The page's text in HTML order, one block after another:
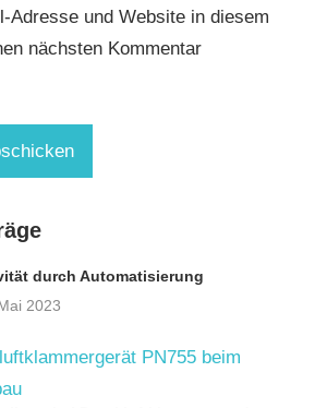
Adresse und Website in diesem
nächsten Kommentar
durch Automatisierung
2023